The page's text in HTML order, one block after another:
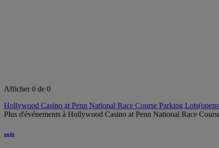
Afficher 0 de 0
Hollywood Casino at Penn National Race Course Parking Lots
Plus d'événements à Hollywood Casino at Penn National Race
août